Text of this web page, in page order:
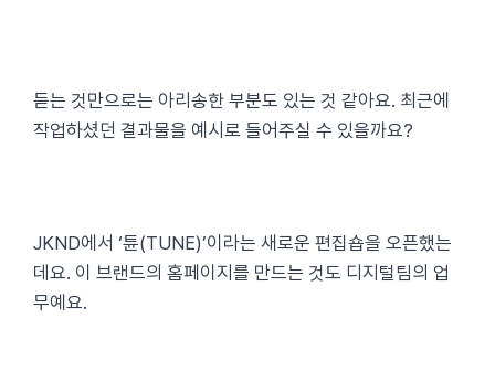
듣는 것만으로는 아리송한 부분도 있는 것 같아요. 최근에
작업하셨던 결과물을 예시로 들어주실 수 있을까요?
JKND에서 ‘튠(TUNE)’이라는 새로운 편집숍을 오픈했는
데요. 이 브랜드의 홈페이지를 만드는 것도 디지털팀의 업
무예요.